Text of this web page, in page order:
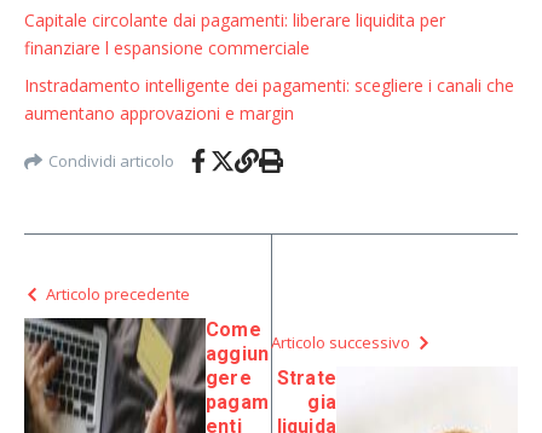
Capitale circolante dai pagamenti: liberare liquidita per
finanziare l espansione commerciale
Instradamento intelligente dei pagamenti: scegliere i canali che
aumentano approvazioni e margin
Condividi articolo
Articolo precedente
Come
aggiun
gere
pagam
enti
Articolo successivo
Strate
gia
liquida